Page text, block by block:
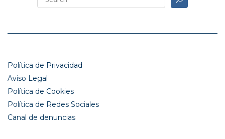
Política de Privacidad
Aviso Legal
Política de Cookies
Política de Redes Sociales
Canal de denuncias